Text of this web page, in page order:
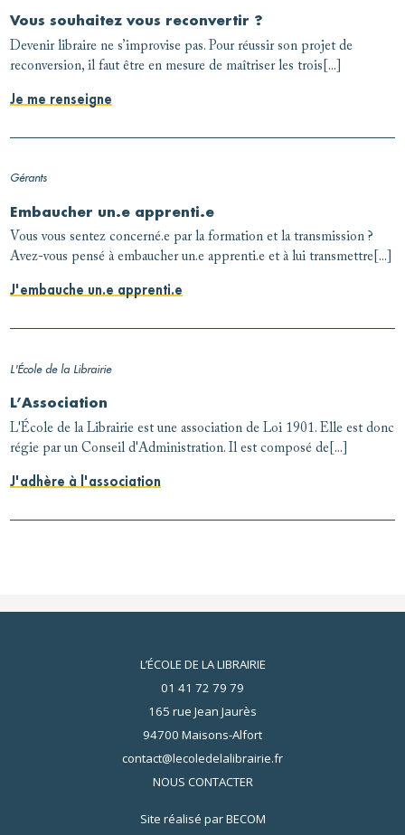
Vous souhaitez vous reconvertir ?
Devenir libraire ne s’improvise pas. Pour réussir son projet de
reconversion, il faut être en mesure de maîtriser les trois[...]
Je me renseigne
Gérants
Embaucher un.e apprenti.e
Vous vous sentez concerné.e par la formation et la transmission ?
Avez-vous pensé à embaucher un.e apprenti.e et à lui transmettre[...]
J'embauche un.e apprenti.e
L'École de la Librairie
L’Association
L'École de la Librairie est une association de Loi 1901. Elle est donc
régie par un Conseil d'Administration. Il est composé de[...]
J'adhère à l'association
L’ÉCOLE DE LA LIBRAIRIE
01 41 72 79 79
165 rue Jean Jaurès
94700 Maisons-Alfort
contact@lecoledelalibrairie.fr
NOUS CONTACTER
Site réalisé parBECOM